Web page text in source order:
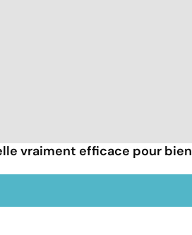
vraiment efficace pour bien